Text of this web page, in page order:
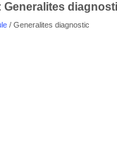
Generalites
/ Generalites diagnostic